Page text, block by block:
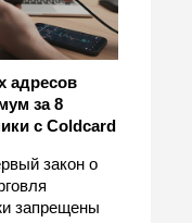
адресов
за 8
с Coldcard
закон о
запрещены